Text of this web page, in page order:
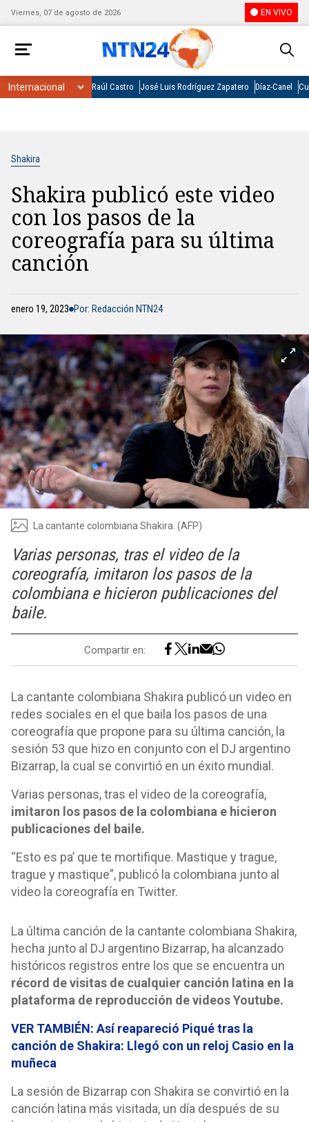
Viernes, 07 de agosto de 2026 EN VIVO
Raúl Castro José Luis Rodríguez Zapatero Díaz-Canel
Shakira
Shakira publicó este video
con los pasos de la
coreografía para su última
canción
enero 19, 2023 Por: Redacción NTN24
La cantante colombiana Shakira. (AFP)
Varias personas, tras el video de la
coreografía, imitaron los pasos de la
colombiana e hicieron publicaciones del
baile.
Compartir en:
La cantante colombiana Shakira publicó un video en
redes sociales en el que baila los pasos de una
coreografía que propone para su última canción, la
sesión 53 que hizo en conjunto con el DJ argentino
Bizarrap, la cual se convirtió en un éxito mundial.
Varias personas, tras el video de la coreografía,
imitaron los pasos de la colombiana e hicieron
publicaciones del baile.
“Esto es pa’ que te mortifique. Mastique y trague,
trague y mastique”, publicó la colombiana junto al
video la coreografía en Twitter.
La última canción de la cantante colombiana Shakira,
hecha junto al DJ argentino Bizarrap, ha alcanzado
históricos registros entre los que se encuentra un
récord de visitas de cualquier canción latina en la
plataforma de reproducción de videos Youtube.
VER TAMBIÉN: Así reapareció Piqué tras la
canción de Shakira: Llegó con un reloj Casio en la
muñeca
La sesión de Bizarrap con Shakira se convirtió en la
canción latina más visitada, un día después de su